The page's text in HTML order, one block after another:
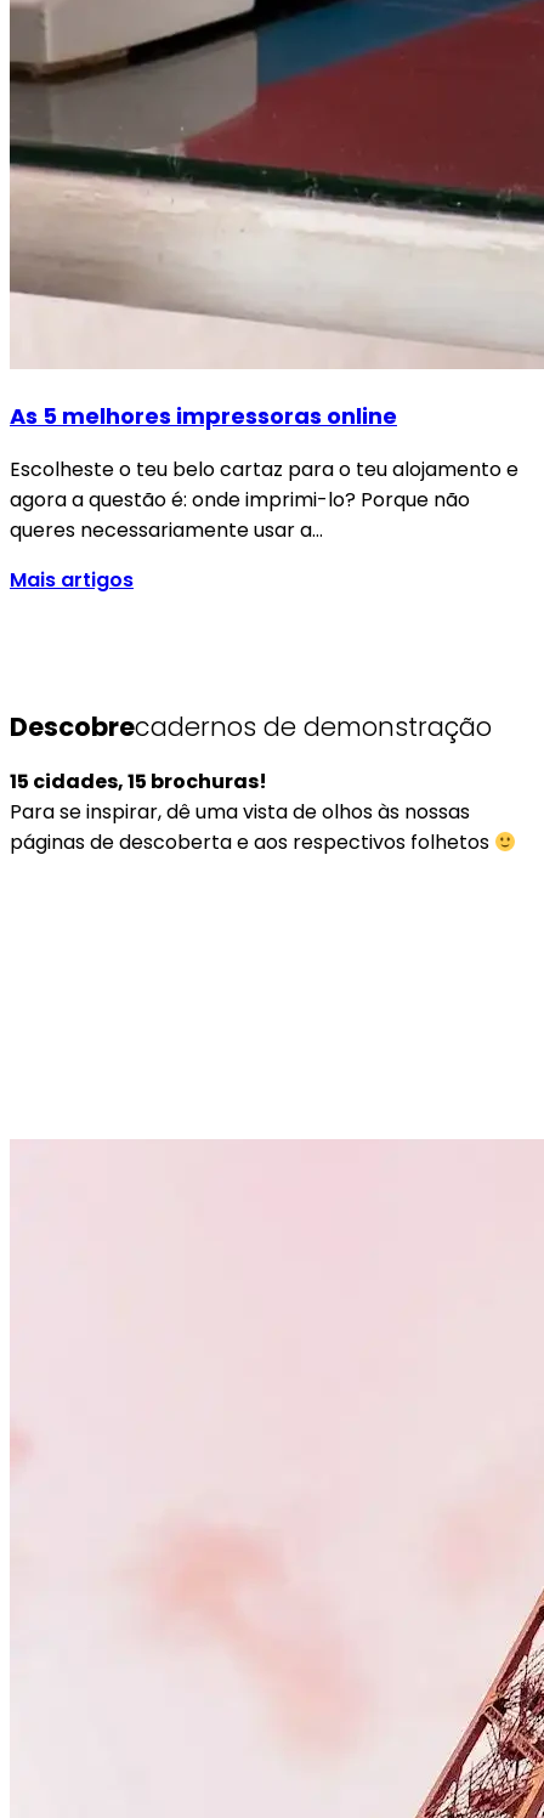
As 5 melhores impressoras online
Escolheste o teu belo cartaz para o teu alojamento e
agora a questão é: onde imprimi-lo? Porque não
queres necessariamente usar a…
Mais artigos
Descobrecadernos de demonstração
15 cidades, 15 brochuras!
Para se inspirar, dê uma vista de olhos às nossas
páginas de descoberta e aos respectivos folhetos